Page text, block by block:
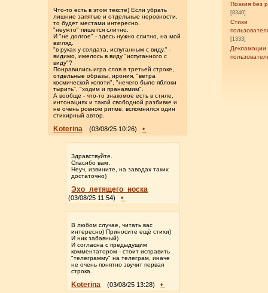
Поэзия без
[8340]
Стихи
[1333]
Декламации
Что-то есть в этом тексте) Если убрать
лишние запятые и отдельные неровности,
то будет местами интересно.
"неужто" пишется слитно.
И "не долгое" - здесь нужно слитно, на мой
взгляд.
"в руках у солдата, испуганным с виду." -
видимо, имелось в виду "испуганного с
виду"?
Понравились игра слов в третьей строке,
отдельные образы, ирония, "ветра
космической копоти", "нечего было яблоки
тырить", "ходим и пранаямим".
А вообще - что-то знакомое есть в стиле,
интонациях и такой свободной разбивке и
не очень ровном ритме, вспомнился один
стихирный автор.
Koterina (03/08/25 10:26) •
Здравствуйте.
Спасибо вам.
Неуч, извините, на заводах таких
достаточно)
Эхо_летящего_носка
(03/08/25 11:54) •
В любом случае, читать вас
интересно) Приносите ещё стихи)
И ник забавный)
И согласна с предыдущим
комментатором - стоит исправить
"телеграмму" на телеграм, иначе
не очень понятно звучит первая
строка.
Koterina (03/08/25 13:28) •